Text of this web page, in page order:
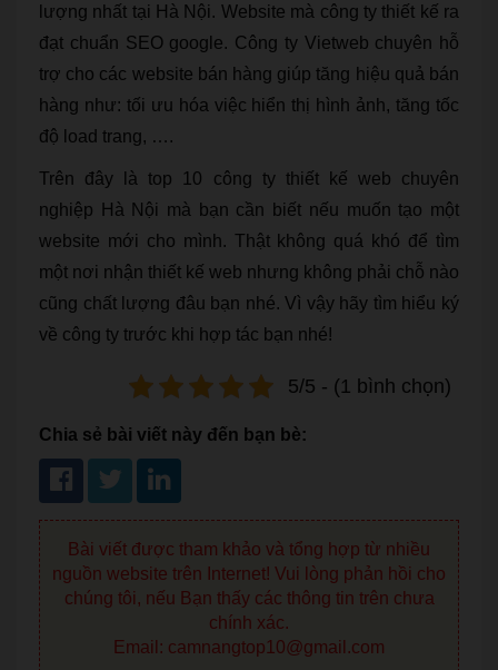
lượng nhất tại Hà Nội. Website mà công ty thiết kế ra
đạt chuẩn SEO google. Công ty Vietweb chuyên hỗ
trợ cho các website bán hàng giúp tăng hiệu quả bán
hàng như: tối ưu hóa việc hiển thị hình ảnh, tăng tốc
độ load trang, ….
Trên đây là top 10 công ty thiết kế web chuyên
nghiệp Hà Nội mà bạn cần biết nếu muốn tạo một
website mới cho mình. Thật không quá khó để tìm
một nơi nhận thiết kế web nhưng không phải chỗ nào
cũng chất lượng đâu bạn nhé. Vì vậy hãy tìm hiểu ký
về công ty trước khi hợp tác bạn nhé!
5/5 - (1 bình chọn)
Chia sẻ bài viết này đến bạn bè:
Bài viết được tham khảo và tổng hợp từ nhiều
nguồn website trên Internet! Vui lòng phản hồi cho
chúng tôi, nếu Bạn thấy các thông tin trên chưa
chính xác.
Email: camnangtop10@gmail.com